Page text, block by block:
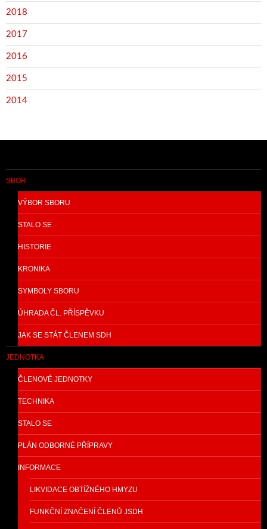
2018
2017
2016
2015
2014
SBOR
VÝBOR SBORU
STALO SE
HISTORIE
KRONIKA
SYMBOLY SBORU
ÚHRADA ČL. PŘÍSPĚVKU
JAK SE STÁT ČLENEM SDH
JEDNOTKA
ČLENOVÉ JEDNOTKY
TECHNIKA
STALO SE
PLÁN ODBORNÉ PŘÍPRAVY
INFORMACE
LIKVIDACE OBTÍŽNÉHO HMYZU
FUNKČNÍ ZNAČENÍ ČLENŮ JSDH